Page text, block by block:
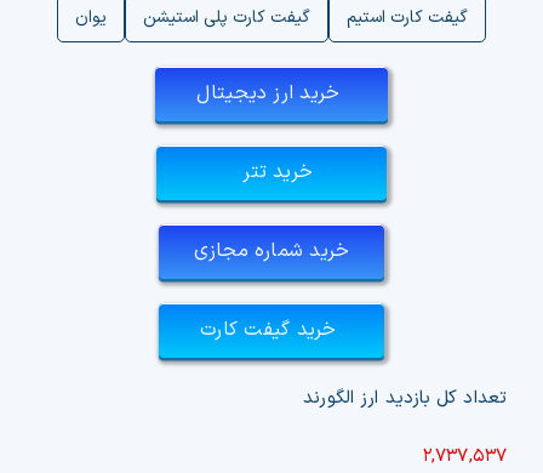
گیفت کارت استیم
گیفت کارت پلی استیشن یوان
خرید ارز دیجیتال
خرید تتر
خرید شماره مجازی
خرید گیفت کارت
تعداد کل بازدید ارز الگورند
۲,۷۳۷,۵۳۷